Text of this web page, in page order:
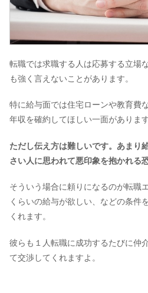
転職では求職する人は応募する立場
も強く言えないことがあります。
特に給与面では住宅ローンや教育費
年収を確約してほしい一面があります
ただし伝え方は難しいです。あまり
さい人に思われて悪印象を抱かれる
そういう場合に頼りになるのが転職
くらいの給与が欲しい、などの条件
くれます。
彼らも１人転職に成功するたびに仲
て交渉してくれますよ。